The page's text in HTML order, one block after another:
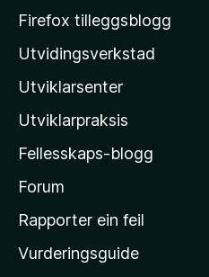
o
l
l
-
h
e
m
Firefox tilleggsblogg
Utvidingsverkstad
Utviklarsenter
Utviklarpraksis
Fellesskaps-blogg
Forum
Rapporter ein feil
Vurderingsguide